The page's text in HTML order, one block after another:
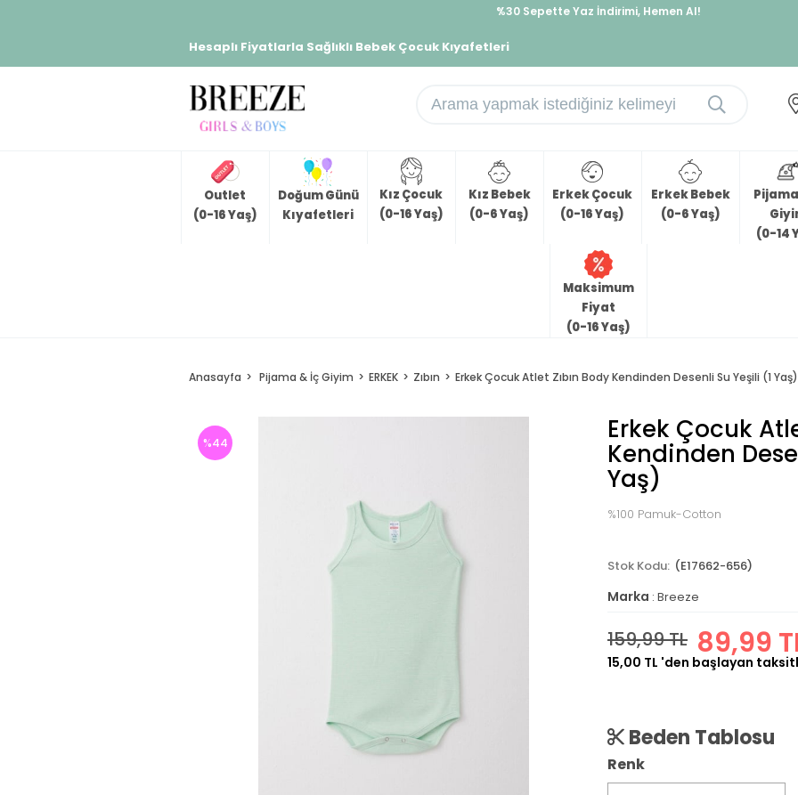
%30 Sepette Yaz İndirimi, Hemen Al!
Hesaplı Fiyatlarla Sağlıklı Bebek Çocuk Kıyafetleri
Outlet
(0-16 Yaş)
Doğum Günü
Kıyafetleri
Kız Çocuk
(0-16 Yaş)
Kız Bebek
(0-6 Yaş)
Erkek Çocuk
(0-16 Yaş)
Erkek Bebek
(0-6 Yaş)
(0-14
Maksimum
Fiyat
(0-16 Yaş)
Anasayfa Pijama & İç Giyim ERKEK Zıbın Erkek Çocuk Atlet Zıbın Body Kendinden Desenli Su Yeşili (1 Yaş)
%44 Erkek Çocuk
Kendinden
Yaş)
%100 Pamuk-Cotton
(E17662-656)
Marka : Breeze
159,99 TL 89,99
15,00 TL 'den başlayan
Beden Tablosu
Renk